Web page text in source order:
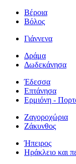
Βέροια
Βόλος
Γιάννενα
Δράμα
Δωδεκάνησα
Έδεσσα
Επτάνησα
Ερμιόνη -
Ζαγοροχώρια
Ζάκυνθος
Ήπειρος
Ηράκλειο και